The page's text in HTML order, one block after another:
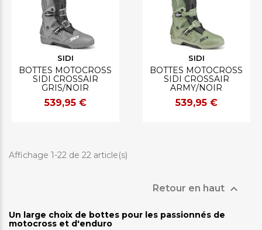
SIDI
BOTTES MOTOCROSS
SIDI CROSSAIR
GRIS/NOIR
539,95 €
SIDI
BOTTES MOTOCROSS
SIDI CROSSAIR
ARMY/NOIR
539,95 €
Affichage 1-22 de 22 article(s)
Retour en haut 
Un large choix de bottes pour les passionnés de
motocross et d'enduro